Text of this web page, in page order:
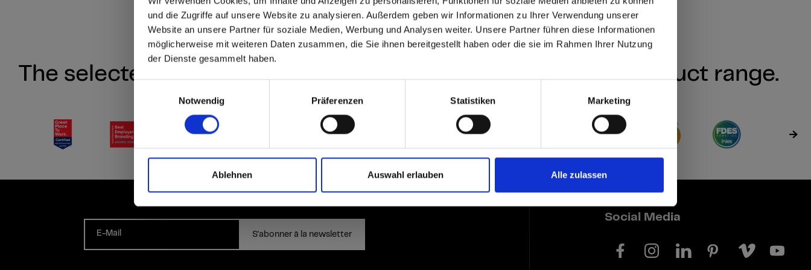
und die Zugriffe auf unsere Website zu analysieren. Außerdem geben wir Informationen zu Ihrer Verwendung unserer
Website an unsere Partner für soziale Medien, Werbung und Analysen weiter. Unsere Partner führen diese Informationen
möglicherweise mit weiteren Daten zusammen, die Sie ihnen bereitgestellt haben oder die sie im Rahmen Ihrer Nutzung
der Dienste gesammelt haben.
Notwendig
Präferenzen Statistiken Marketing
Ablehnen Auswahl erlauben Alle zulassen
Go to the Fundermax North America website directly from here or discover what Fundermax offers in Europe
and the rest of the world!
Afficher uniquement les nouveaux
décors
Lancer la recherche Réinitialiser le filtre
The selected product combination is not available in the product range.
E-Mail S'abonner à la newsletter
Social Media